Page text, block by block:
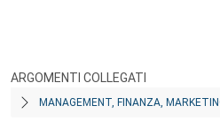
ARGOMENTI COLLEGATI
MANAGEMENT, FINANZA,